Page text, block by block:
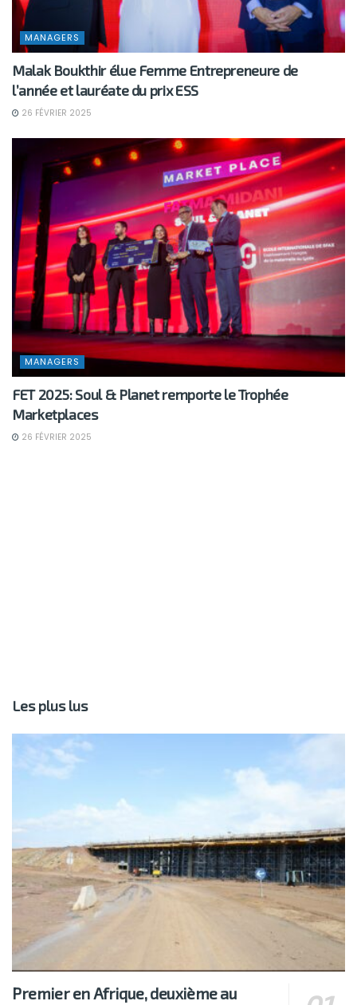
MANAGERS
Malak Boukthir élue Femme Entrepreneure de
l’année et lauréate du prix ESS
26 FÉVRIER 2025
MANAGERS
FET 2025: Soul & Planet remporte le Trophée
Marketplaces
26 FÉVRIER 2025
Les plus lus
Premier en Afrique, deuxième au